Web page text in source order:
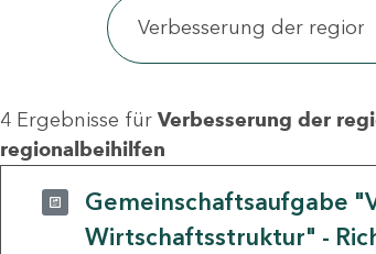
4 Ergebnisse für Verbesserung der
regionalbeihilfen
Gemeinschaftsaufgabe
Wirtschaftsstruktur" -